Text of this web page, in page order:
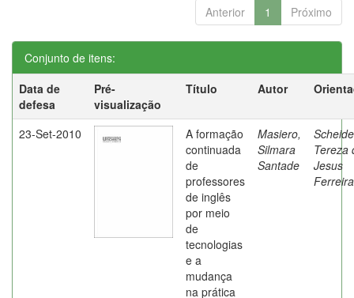
Anterior 1 Próximo
Conjunto de itens:
Data de
defesa
Pré-
visualização
Título Autor
23-Set-2010
A formação
continuada
de
professores
de inglês
por meio
de
tecnologias
e a
mudança
na prática
Masiero,
Silmara
Santade
Tereza
Jesus
Ferreira